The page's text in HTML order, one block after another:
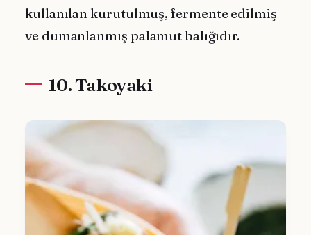
kullanılan kurutulmuş, fermente edilmiş
ve dumanlanmış palamut balığıdır.
10. Takoyaki